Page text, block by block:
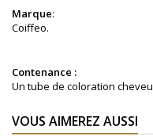
Marque:
Coiffeo.
Contenance :
Un tube de coloration
VOUS AIMEREZ AUSSI